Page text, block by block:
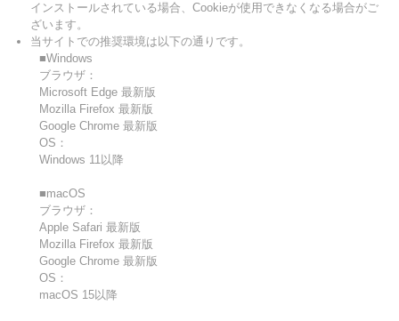
インストールされている場合、Cookieが使用できなくなる場合がご
ざいます。
当サイトでの推奨環境は以下の通りです。
■Windows
ブラウザ：
Microsoft Edge 最新版
Mozilla Firefox 最新版
Google Chrome 最新版
OS：
Windows 11以降
■macOS
ブラウザ：
Apple Safari 最新版
Mozilla Firefox 最新版
Google Chrome 最新版
OS：
macOS 15以降